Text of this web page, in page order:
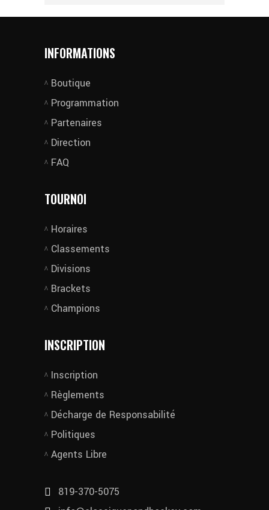
INFORMATIONS
Boutique
Programmation
Partenaires
Direction
FAQ
TOURNOI
Horaires
Classements
Divisions
Brackets
Champions
INSCRIPTION
Inscription
Règlements
Décharge de Responsabilité
Politiques
Agents Libre
819-370-5075